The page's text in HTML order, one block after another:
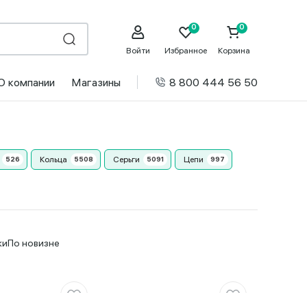
Войти Избранное Корзина
компании Магазины 8 800 444 56 50
Кольца Серьги Цепи
По новизне